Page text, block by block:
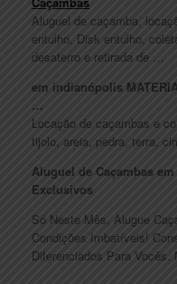
Aluguel de caçamba,
entulho, Disk entulho,
desaterro e retirada de …
em indianópolis
…
Locação de caçambas e
tijolo, areia, pedra, terra,
Aluguel de Caçambas
Exclusivos
Só Neste Mês, Alugue
Condições Imbatíveis!
Diferenciados Para Vocês.